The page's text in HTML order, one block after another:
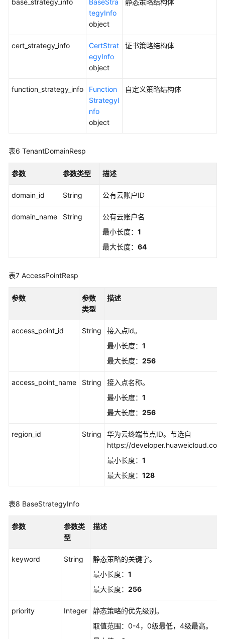
发
附
践
常
问
通
考
语
共
等
协
议
源
base_strategy_info
BaseStra
tegyInfo
object
静态策略结构体
cert_strategy_info
CertStrat
egyInfo
object
证书策略结构体
function_strategy_info
Function
StrategyI
nfo
object
自定义策略结构体
表6 TenantDomainResp
参数 参数类型 描述
domain_id String 公有云账户ID
domain_name String
公有云账户名
最小长度： 1
最大长度： 64
表7 AccessPointResp
参数
参数
类型
描述
access_point_id String
接入点id。
最小长度： 1
最大长度： 256
access_point_name String
接入点名称。
最小长度： 1
最大长度： 256
region_id String
华为云终端节点ID。节选自
https://
最小长度： 1
最大长度： 128
表8 BaseStrategyInfo
参数
参数类
型
描述
keyword String
静态策略的关键字。
最小长度： 1
最大长度： 256
priority Integer
静态策略的优先级别。
取值范围：0-4，0级最低，4级最高。